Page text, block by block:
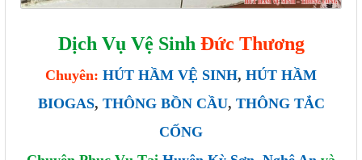
Dịch Vụ Vệ Sinh Đức Thương
Chuyên: HÚT HẦM VỆ SINH, HÚT HẦM
BIOGAS, THÔNG BỒN CẦU, THÔNG TẮC
CỐNG